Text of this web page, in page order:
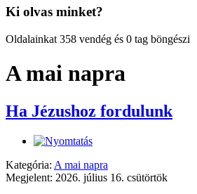
Ki olvas minket?
Oldalainkat 358 vendég és 0 tag böngészi
A mai napra
Ha Jézushoz fordulunk
Kategória: A mai napra
Megjelent: 2026. július 16. csütörtök